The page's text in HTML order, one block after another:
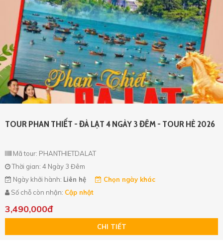
TOUR PHAN THIẾT - ĐÀ LẠT 4 NGÀY 3 ĐÊM - TOUR HÈ 2026
Mã tour: PHANTHIETDALAT
Thời gian: 4 Ngày 3 Đêm
Ngày khởi hành: Liên hệ
Chọn ngày khác
Số chỗ còn nhận: Cập nhật
3,490,000đ
CHI TIẾT